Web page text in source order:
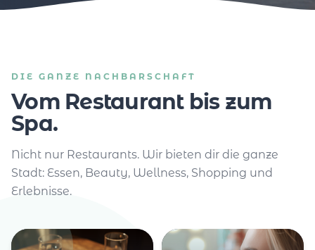
DIE GANZE NACHBARSCHAFT
Vom Restaurant bis zum
Spa.
Nicht nur Restaurants. Wir bieten dir die ganze
Stadt: Essen, Beauty, Wellness, Shopping und
Erlebnisse.